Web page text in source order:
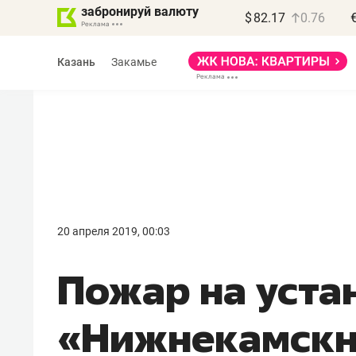
забронируй валюту $ 82.17 0.76
Казань Закамье
20 апреля 2019, 00:03
Пожар направил, бизнес может
потерять минимум